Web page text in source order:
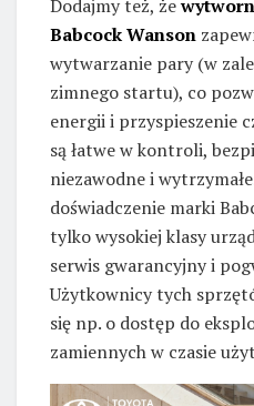
Dodajmy też, że
Babcock Wanson
wytwarzanie pary (w
zimnego startu), co
energii i przyspieszenie
są łatwe w kontroli,
niezawodne i
doświadczenie marki
tylko wysokiej klasy
serwis gwarancyjny i
Użytkownicy tych
się np. o dostęp do
zamiennych w czasie